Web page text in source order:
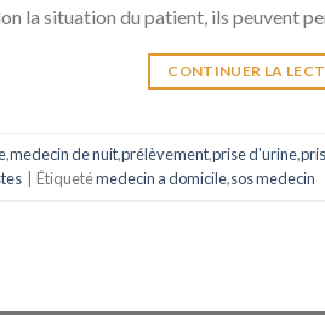
la situation du patient, ils peuvent
CONTINUER LA
,medecin de nuit,prélèvement,prise d'urine,
Étiquetémedecin a domicile,sos medecin